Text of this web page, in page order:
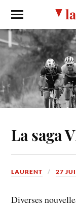
La saga
LAURENT 27
Diverses